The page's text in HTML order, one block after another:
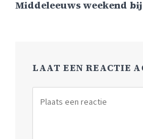
Middeleeuws weekend
LAAT EEN REACTIE